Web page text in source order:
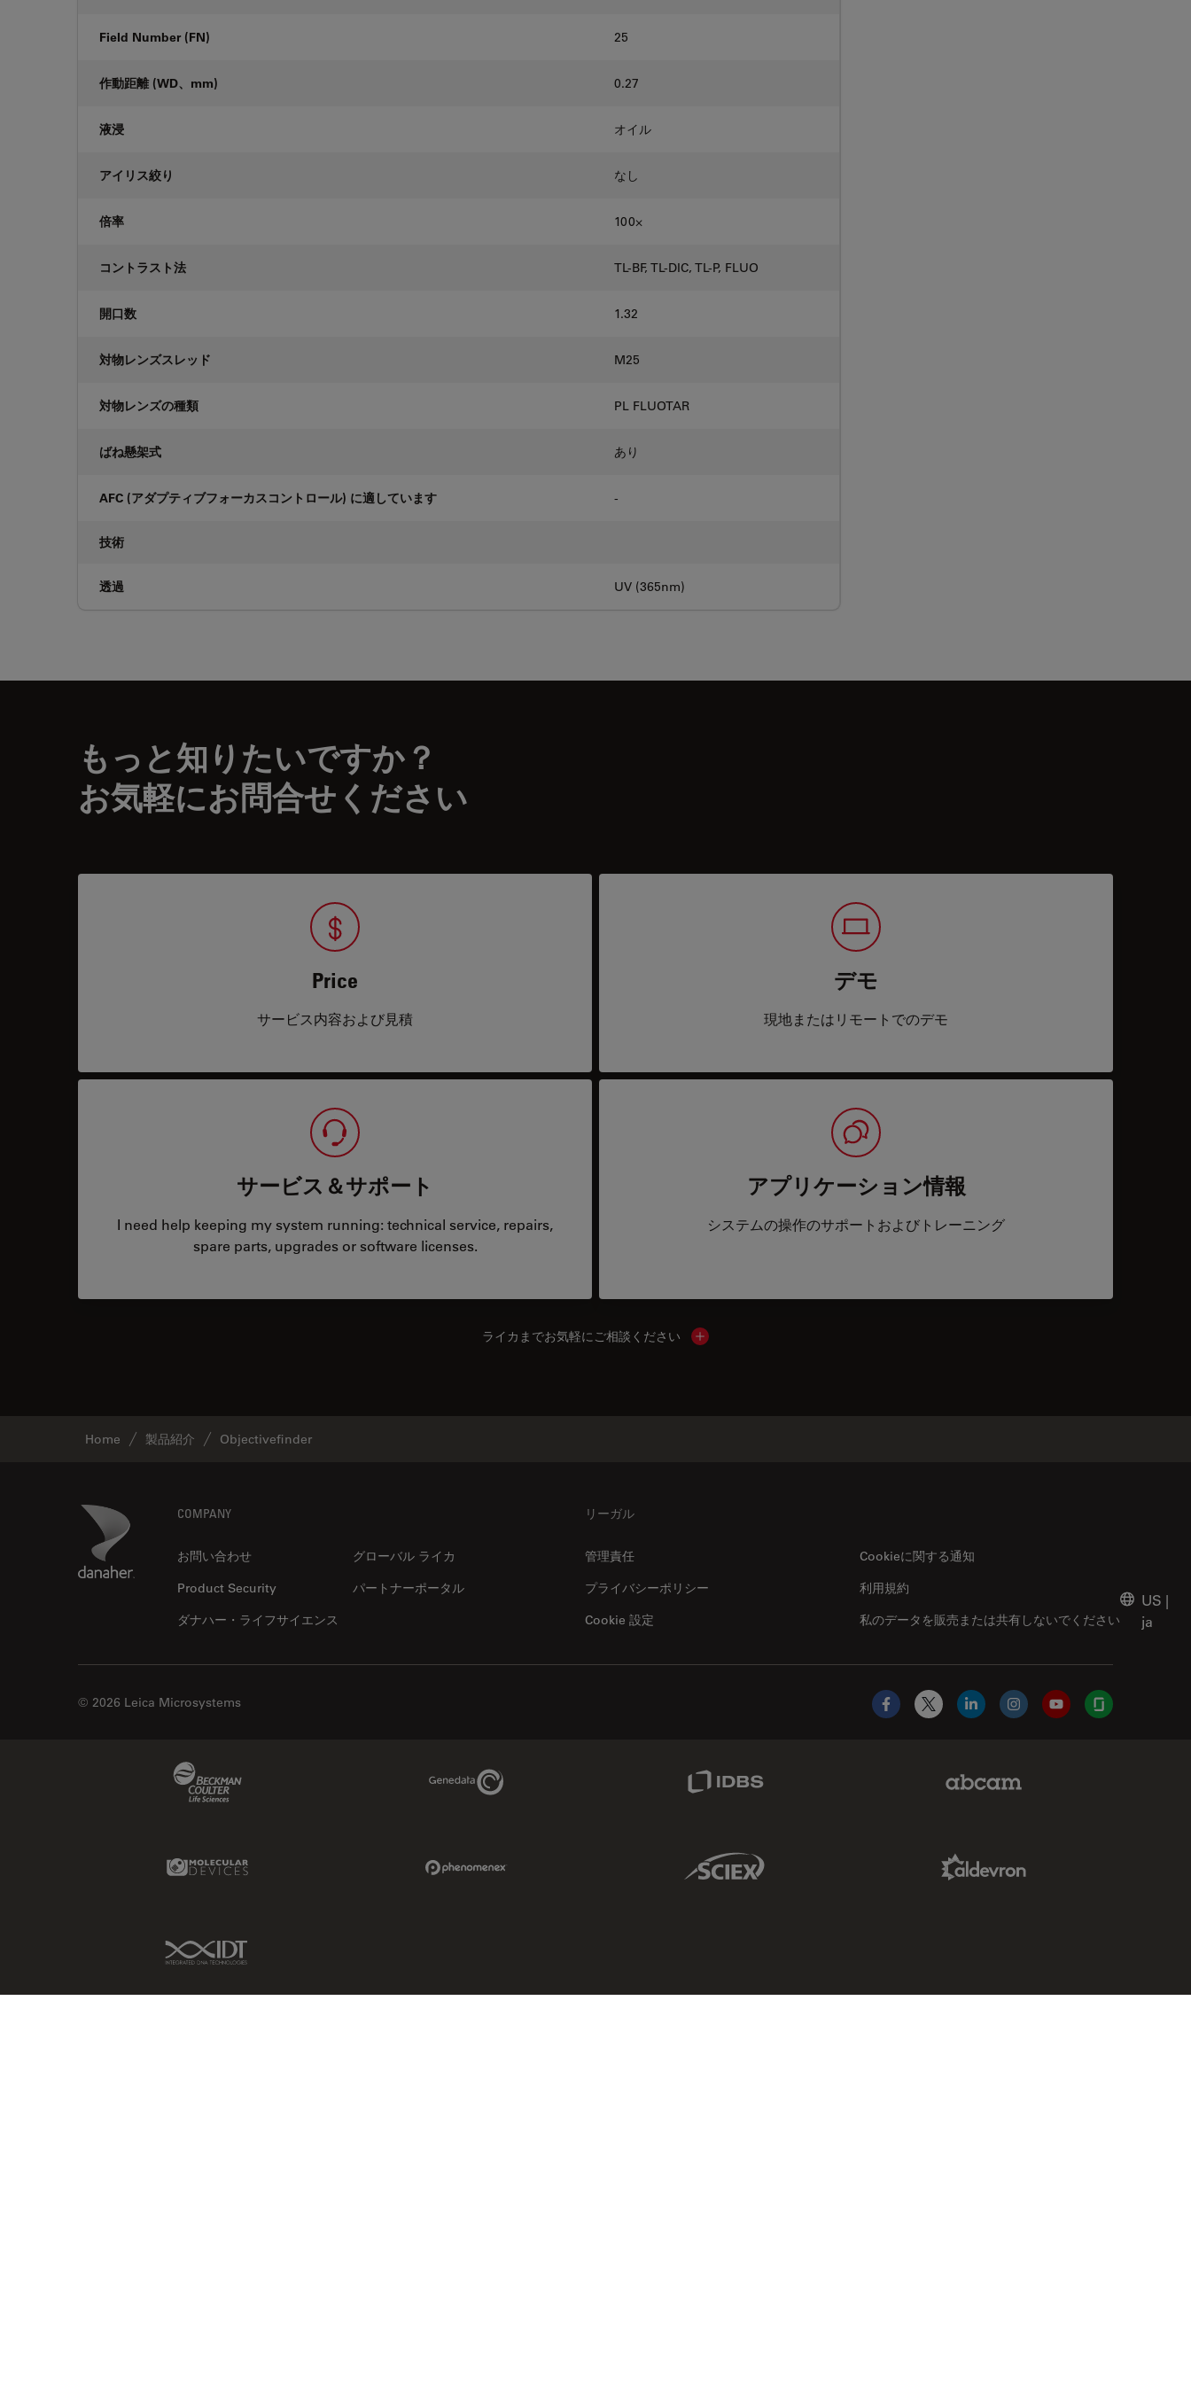
Field Number (FN) 25
作動距離 (WD、mm) 0.27
液浸 オイル
アイリス絞り なし
倍率 100⨉
コントラスト法 TL-BF, TL-DIC, TL-P, FLUO
開口数 1.32
対物レンズスレッド M25
対物レンズの種類 PL FLUOTAR
ばね懸架式 あり
AFC (アダプティブフォーカスコントロール) に適しています -
技術
透過 UV (365nm)
もっと知りたいですか？
お気軽にお問合せください
Price
サービス内容および見積
デモ
現地またはリモートでのデモ
サービス＆サポート
I need help keeping my system running: technical service, repairs,
spare parts, upgrades or software licenses.
アプリケーション情報
システムの操作のサポートおよびトレーニング
ライカまでお気軽にご相談ください Show local contacts
Home 製品紹介 Objectivefinder
Danaher Logo COMPANY
お問い合わせ
グローバル ライカ
Product Security
パートナーポータル
ダナハー・ライフサイエンス
リーガル
管理責任
Cookieに関する通知
プライバシーポリシー
私のデータを販売または共有しないでください
利用規約
Cookie 設定
US |
ja
© 2026 Leica Microsystems
Facebook
X LinkedInInstagramYouTubeGlassdoor
Genedata Link
Molecular Devices Link Sciex Link
IDT Link